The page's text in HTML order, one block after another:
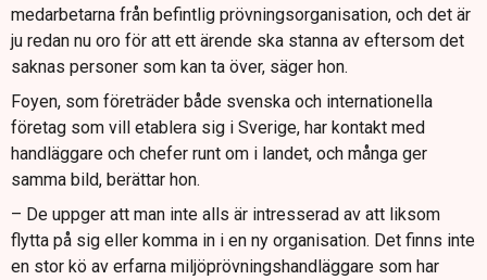
medarbetarna från befintlig prövningsorganisation, och det är
ju redan nu oro för att ett ärende ska stanna av eftersom det
saknas personer som kan ta över, säger hon.
Foyen, som företräder både svenska och internationella
företag som vill etablera sig i Sverige, har kontakt med
handläggare och chefer runt om i landet, och många ger
samma bild, berättar hon.
– De uppger att man inte alls är intresserad av att liksom
flytta på sig eller komma in i en ny organisation. Det finns inte
en stor kö av erfarna miljöprövningshandläggare som har